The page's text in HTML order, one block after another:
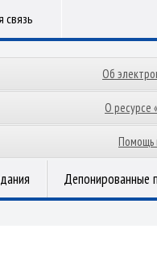
связь
Об
О ресурсе
Помощь
Депонированные